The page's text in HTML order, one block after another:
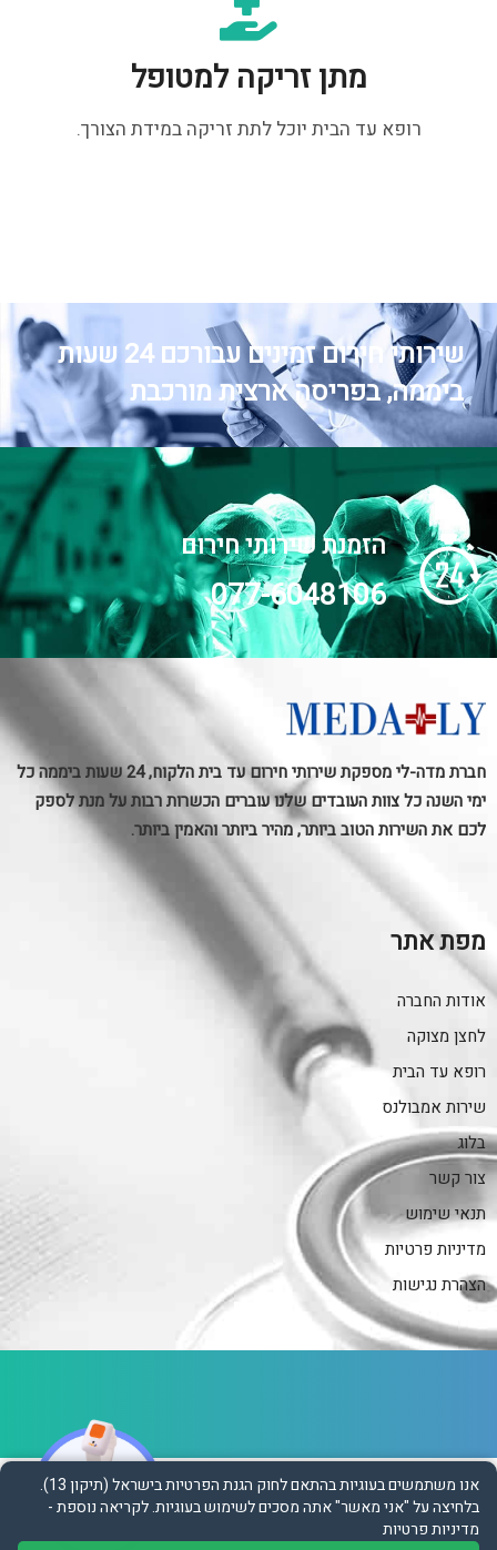
מתן זריקה למטופל
רופא עד הבית יוכל לתת זריקה במידת הצורך.
שירותי חירום זמינים עבורכם 24 שעות
ביממה, בפריסה ארצית מורכבת
הזמנת שירותי חירום
077-6048106
חברת מדה-לי מספקת שירותי חירום עד בית הלקוח, 24 שעות ביממה כל
ימי השנה כל צוות העובדים שלנו עוברים הכשרות רבות על מנת לספק
לכם את השירות הטוב ביותר, מהיר ביותר והאמין ביותר.
מפת אתר
אודות החברה
לחצן מצוקה
רופא עד הבית
שירות אמבולנס
בלוג
צור קשר
תנאי שימוש
מדיניות פרטיות
הצהרת נגישות
נ
א
י
ש
י
ו
אנו משתמשים בעוגיות בהתאם לחוק הגנת הפרטיות בישראל (תיקון 13).
בלחיצה על "אני מאשר" אתה מסכים לשימוש בעוגיות.לקריאה נוספת -
מדיניות פרטיות